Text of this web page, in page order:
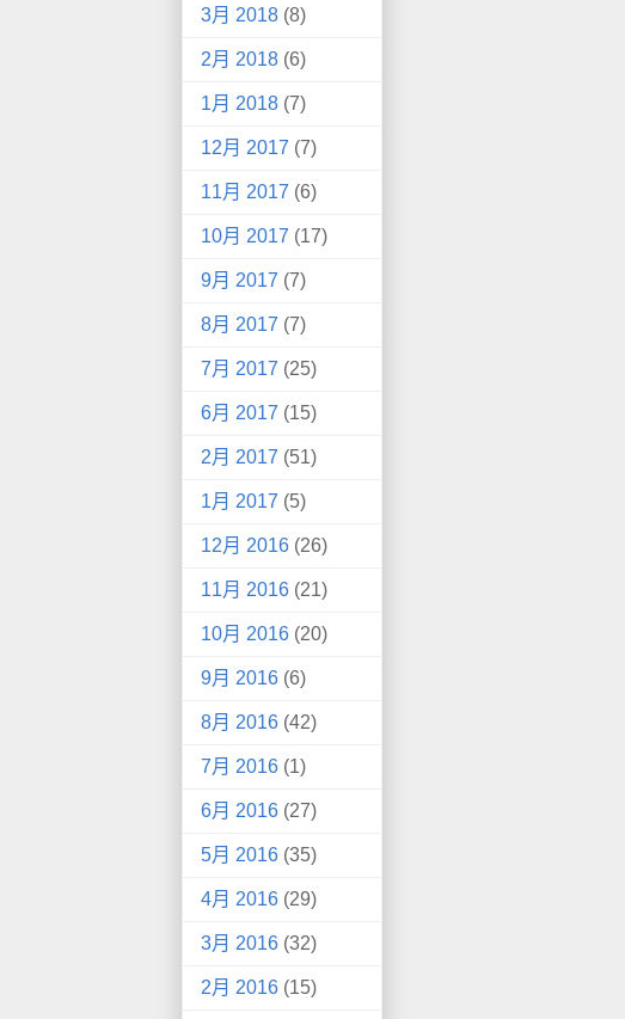
3月 2018 (8)
2月 2018 (6)
1月 2018 (7)
12月 2017 (7)
11月 2017 (6)
10月 2017 (17)
9月 2017 (7)
8月 2017 (7)
7月 2017 (25)
6月 2017 (15)
2月 2017 (51)
1月 2017 (5)
12月 2016 (26)
11月 2016 (21)
10月 2016 (20)
9月 2016 (6)
8月 2016 (42)
7月 2016 (1)
6月 2016 (27)
5月 2016 (35)
4月 2016 (29)
3月 2016 (32)
2月 2016 (15)